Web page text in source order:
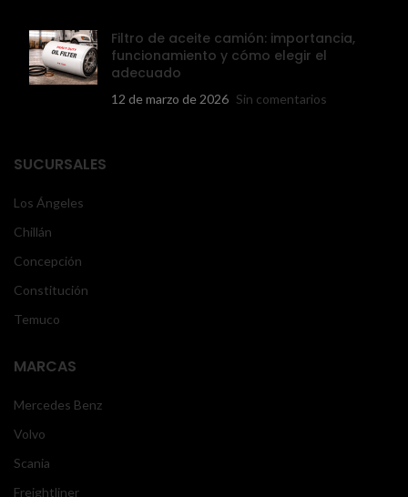
Filtro de aceite camión: importancia,
funcionamiento y cómo elegir el
adecuado
12 de marzo de 2026 Sin comentarios
SUCURSALES
Los Ángeles
Chillán
Concepción
Constitución
Temuco
MARCAS
Mercedes Benz
Volvo
Scania
Freightliner